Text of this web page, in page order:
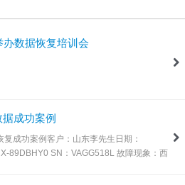
数据恢复培训会
成功案例
成功案例客户：山东李先生日期：
故障现象：西